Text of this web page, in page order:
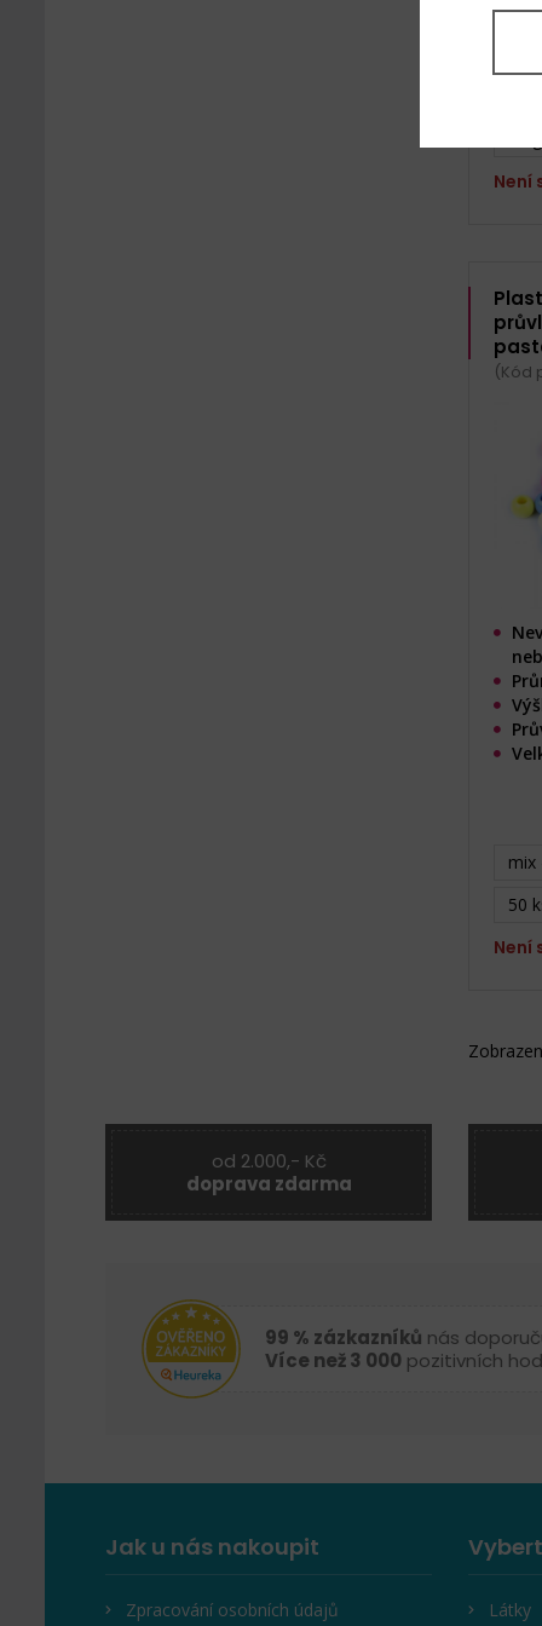
Není
(Kód
mix
50
Není
od 2.000,- Kč
doprava zdarma
99 % zázkazníků nás
Více než 3 000 pozitivních
Jak u nás nakoupit
Zpracování osobních údajů Látky